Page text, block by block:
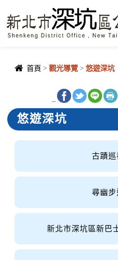
首頁 > 觀光導覽 > 悠遊深坑
悠遊深坑
古蹟巡
尋幽步
新北市深坑區新巴